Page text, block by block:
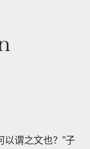
以谓之文也？”子